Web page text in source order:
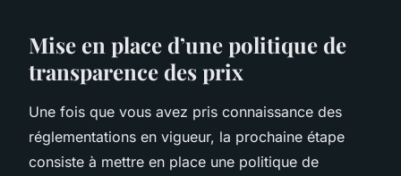
Mise en place d’une politique de
transparence des prix
Une fois que vous avez pris connaissance des
réglementations en vigueur, la prochaine étape
consiste à mettre en place une politique de